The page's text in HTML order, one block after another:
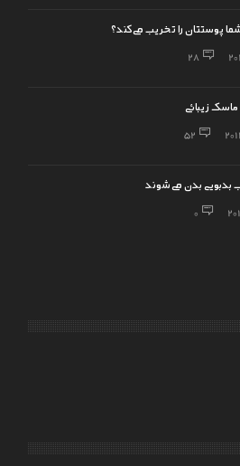
پوستتان را تخریب می‌کند؟
28
ماسک زیبائی
52
بدبویی بدن می‌شوند
0